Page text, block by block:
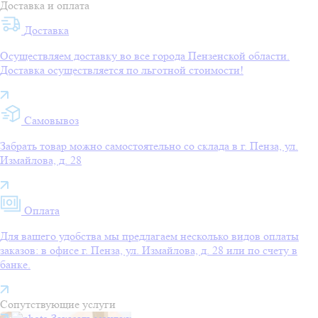
Доставка и оплата
Доставка
Осуществляем доставку во все города Пензенской области.
Доставка осуществляется по льготной стоимости!
Самовывоз
Забрать товар можно самостоятельно со склада в г. Пенза, ул.
Измайлова, д. 28
Оплата
Для вашего удобства мы предлагаем несколько видов оплаты
заказов: в офисе г. Пенза, ул. Измайлова, д. 28 или по счету в
банке.
Сопутствующие услуги